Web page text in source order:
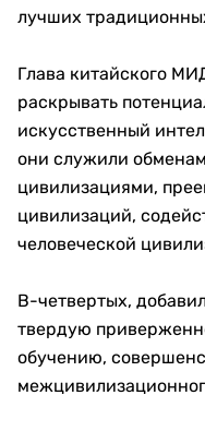
лучших
Глава китайского
раскрывать
искусственный
они служили
цивилизациями,
цивилизаций,
человеческой
В-четвертых,
твердую
обучению,